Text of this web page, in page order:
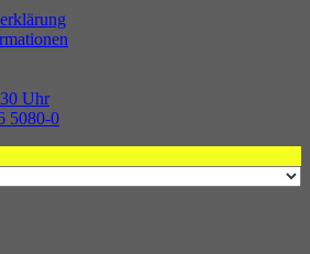
Uhr
5080-0